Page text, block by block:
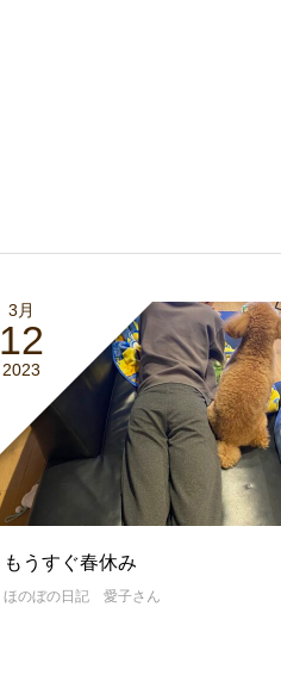
3月
12
2023
もうすぐ春休み
ほのぼの日記 愛子さん